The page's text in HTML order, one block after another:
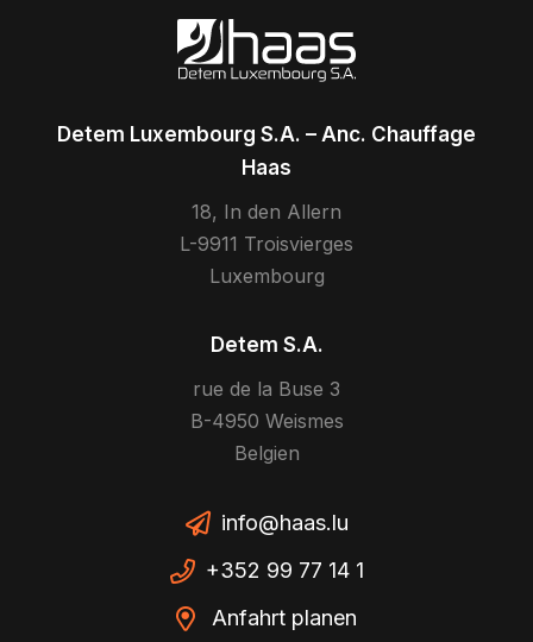
Detem Luxembourg S.A. – Anc. Chauffage
Haas
18, In den Allern
L-9911 Troisvierges
Luxembourg
Detem S.A.
rue de la Buse 3
B-4950 Weismes
Belgien
info@haas.lu
+352 99 77 14 1
Anfahrt planen